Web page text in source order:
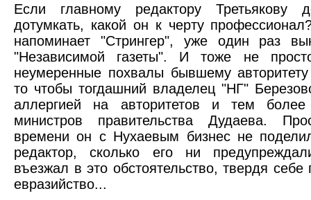
Если главному редактору Третьякову
дотумкать, какой он к черту
напоминает "Стрингер", уже один раз
"Независимой газеты". И тоже не
неумеренные похвалы бывшему
то чтобы тогдашний владелец "НГ"
аллергией на авторитетов и тем
министров правительства Дудаева.
времени он с Нухаевым бизнес не
редактор, сколько его ни
въезжал в это обстоятельство, твердя
евразийство...